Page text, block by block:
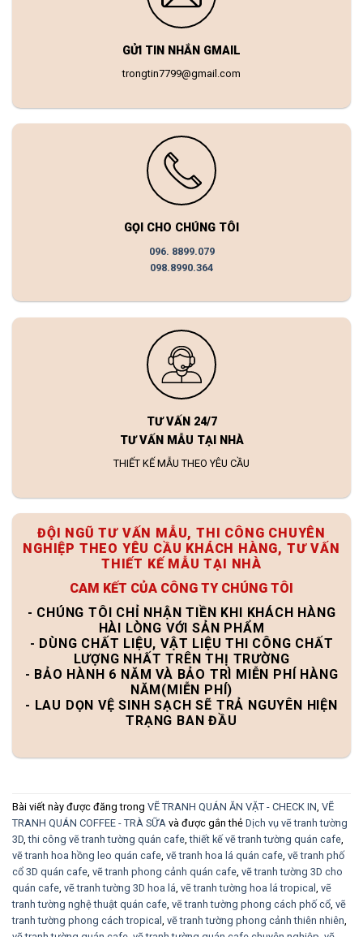
GỬI TIN NHẮN GMAIL
trongtin7799@gmail.com
GỌI CHO CHÚNG TÔI
096. 8899.079
098.8990.364
TƯ VẤN 24/7
TƯ VẤN MẪU TẠI NHÀ
THIẾT KẾ MẪU THEO YÊU CẦU
ĐỘI NGŨ TƯ VẤN MẪU, THI CÔNG CHUYÊN
NGHIỆP THEO YÊU CẦU KHÁCH HÀNG, TƯ VẤN
THIẾT KẾ MẪU TẠI NHÀ
CAM KẾT CỦA CÔNG TY CHÚNG TÔI
- CHÚNG TÔI CHỈ NHẬN TIỀN KHI KHÁCH HÀNG
HÀI LÒNG VỚI SẢN PHẨM
- DÙNG CHẤT LIỆU, VẬT LIỆU THI CÔNG CHẤT
LƯỢNG NHẤT TRÊN THỊ TRƯỜNG
- BẢO HÀNH 6 NĂM VÀ BẢO TRÌ MIỄN PHÍ HÀNG
NĂM(MIỄN PHÍ)
- LAU DỌN VỆ SINH SẠCH SẼ TRẢ NGUYÊN HIỆN
TRẠNG BAN ĐẦU
Bài viết này được đăng trong VẼ TRANH QUÁN ĂN VẶT - CHECK IN VẼ
TRANH QUÁN COFFEE - TRÀ SỮA và được gắn thẻ Dịch vụ vẽ tranh tường
3D ,thi công vẽ tranh tường quán cafe ,thiết kế vẽ tranh tường quán cafe
vẽ tranh hoa hồng leo quán cafe vẽ tranh hoa lá quán cafe vẽ tranh phố
cổ 3D quán cafe vẽ tranh phong cảnh quán cafe vẽ tranh tường 3D cho
quán cafe vẽ tranh tường 3D hoa lá vẽ tranh tường hoa lá tropical vẽ
tranh tường nghệ thuật quán cafe vẽ tranh tường phong cách phố cổ vẽ
tranh tường phong cách tropical vẽ tranh tường phong cảnh thiên nhiên